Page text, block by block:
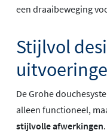
een draaibeweging
Stijlvol
De Grohe
alleen functioneel,
stijlvolle afwerkingen